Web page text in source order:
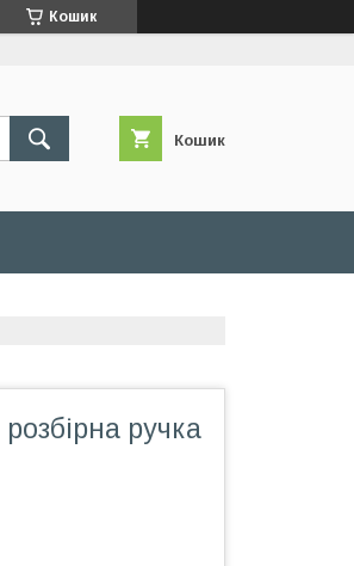
Кошик
Кошик
ручка